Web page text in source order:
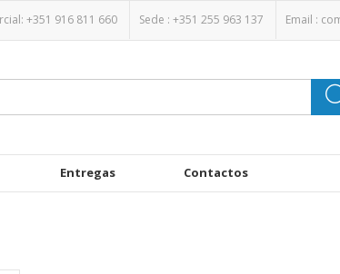
+351 916 811 660 Sede : +351 255 963 137 Email :
Entregas Contactos